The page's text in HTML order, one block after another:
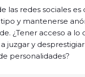
las redes sociales
y mantenerse
¿Tener acceso a
juzgar y
personalidades?